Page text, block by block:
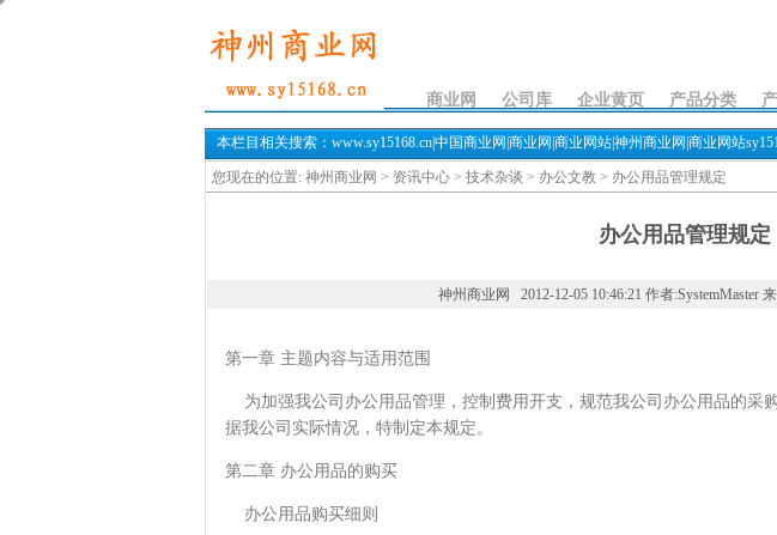
商业网 公司库 企业黄页 产品分类
本栏目相关搜索：www.sy15168.cn|中国商业网|商业网|商业网站|神州商业网|商业网站
您现在的位置: 神州商业网 > 资讯中心 > 技术杂谈 > 办公文教 > 办公用品管理规定
办公用品管理规定
神州商业网 2012-12-05 10:46:21 作者:SystemMaster
第一章 主题内容与适用范围
为加强我公司办公用品管理，控制费用开支，规范我公司办公用品的采
据我公司实际情况，特制定本规定。
第二章 办公用品的购买
办公用品购买细则